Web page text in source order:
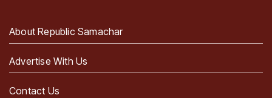
About Republic Samachar
Advertise With Us
Contact Us